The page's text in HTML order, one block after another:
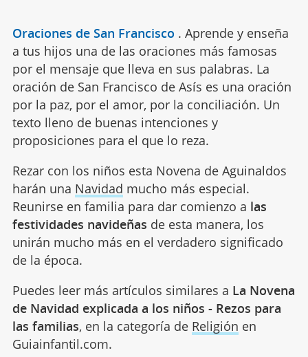
Oraciones de San Francisco . Aprende y enseña
a tus hijos una de las oraciones más famosas
por el mensaje que lleva en sus palabras. La
oración de San Francisco de Asís es una oración
por la paz, por el amor, por la conciliación. Un
texto lleno de buenas intenciones y
proposiciones para el que lo reza.
Rezar con los niños esta Novena de Aguinaldos
harán una Navidad mucho más especial.
Reunirse en familia para dar comienzo a las
festividades navideñas de esta manera, los
unirán mucho más en el verdadero significado
de la época.
Puedes leer más artículos similares a La Novena
de Navidad explicada a los niños - Rezos para
las familias, en la categoría de Religión en
Guiainfantil.com.